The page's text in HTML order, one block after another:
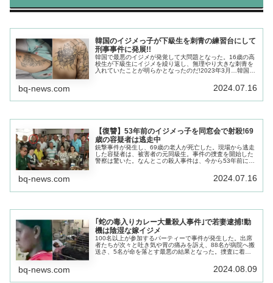
韓国のイジメっ子が下級生を刺青の練習台にして
刑事事件に発展!!
韓国で最悪のイジメが発覚して大問題となった。16歳の高
校生が下級生にイジメを繰り返し、無理やり大きな刺青を
入れていたことが明らかとなったのだ!2023年3月…韓国の
bq-news.com 2024.07.16
【復讐】53年前のイジメっ子を同窓会で射殺!69
歳の容疑者は逃走中
銃撃事件が発生し、69歳の老人が死亡した。現場から逃走
した容疑者は、被害者の元同級生。事件の捜査を開始した
警察は驚いた。なんとこの殺人事件は、今から53年前に容
bq-news.com 2024.07.16
｢蛇の毒入りカレー大量殺人事件｣で若妻逮捕!動
機は陰湿な嫁イジメ
100名以上が参加するパーティーで事件が発生した。出席
者たちが次々と吐き気や胃の痛みを訴え、88名が病院へ搬
送さ、5名が命を落とす最悪の結果となった。捜査に着手
bq-news.com 2024.08.09